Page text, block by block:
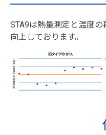
STA9は熱量測定と温度
向上しております。